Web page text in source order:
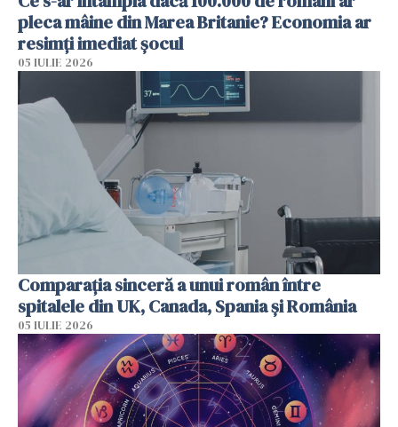
pleca mâine din Marea Britanie? Economia ar
resimți imediat șocul
05 IULIE 2026
Comparația sinceră a unui român între
spitalele din UK, Canada, Spania și România
05 IULIE 2026